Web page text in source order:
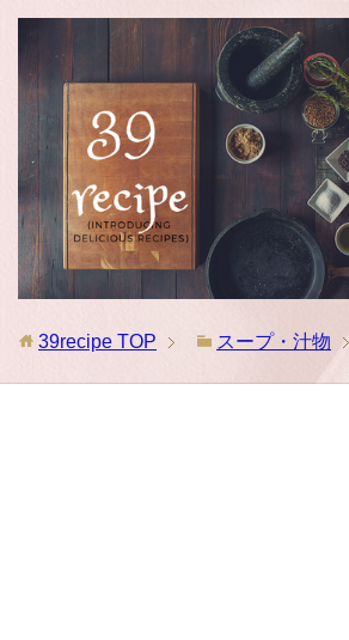
39recipe TOP スープ・汁物